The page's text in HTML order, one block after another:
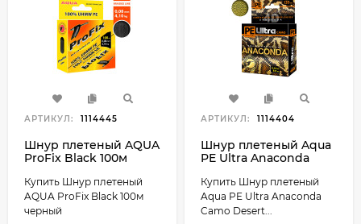
АРТИКУЛ: 1114445
Шнур плетеный AQUA
ProFix Black 100м
Купить Шнур плетеный
AQUA ProFix Black 100м
черный
АРТИКУЛ: 1114404
Шнур плетеный Aqua
PE Ultra Anaconda
песчано-коричневый
пиксельный
камуфляж
Купить Шнур плетеный
Aqua PE Ultra Anaconda
Camo Desert...